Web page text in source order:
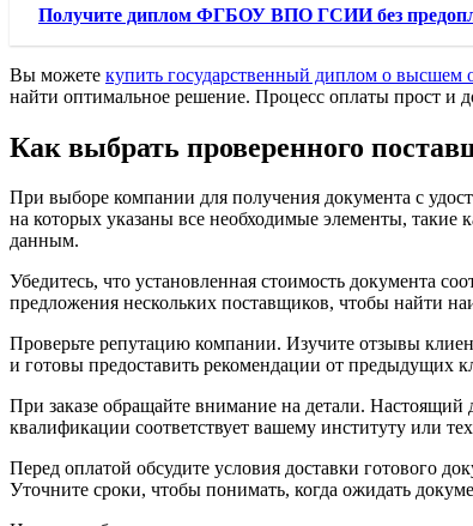
Получите диплом ФГБОУ ВПО ГСИИ без
Вы можете купить государственный диплом о высшем
найти оптимальное решение. Процесс оплаты прост и
Как выбрать проверенного
При выборе компании для получения документа с
на которых указаны все необходимые элементы, такие
данным.
Убедитесь, что установленная стоимость документа
предложения нескольких поставщиков, чтобы найти
Проверьте репутацию компании. Изучите отзывы
и готовы предоставить рекомендации от предыдущих
При заказе обращайте внимание на детали.
квалификации соответствует вашему институту или
Перед оплатой обсудите условия доставки готового
Уточните сроки, чтобы понимать, когда ожидать